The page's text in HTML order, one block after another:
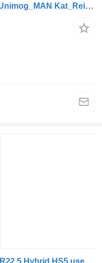
Continental HCS_164K_LKW_Unimog_MAN Kat_Reifen_DEMO